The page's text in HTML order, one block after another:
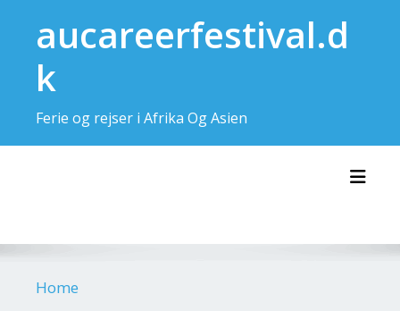
contentaucareerfestival.d
k
Ferie og rejser i Afrika Og Asien
Home